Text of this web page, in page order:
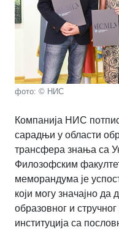
фото: © НИС
Компанија НИС
сарадњи у области
трансфера знања са
Филозофским
меморандума је
који могу значајно
образовног и
институција са